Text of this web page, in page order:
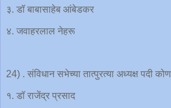
३. डॉ बाबासाहेब आंबेडकर
४. जवाहरलाल नेहरू
24) . संविधान सभेच्या तात्पुरत्या अध्यक्ष पदी
१. डॉ राजेंद्र प्रसाद